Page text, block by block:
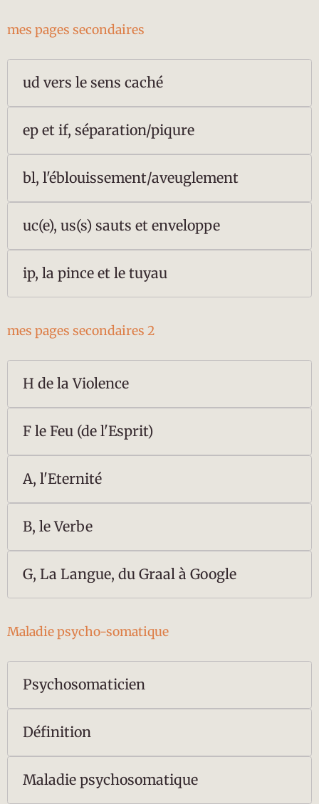
mes pages secondaires
ud vers le sens caché
ep et if, séparation/piqure
bl, l'éblouissement/aveuglement
uc(e), us(s) sauts et enveloppe
ip, la pince et le tuyau
mes pages secondaires 2
H de la Violence
F le Feu (de l'Esprit)
A, l'Eternité
B, le Verbe
G, La Langue, du Graal à Google
Maladie psycho-somatique
Psychosomaticien
Définition
Maladie psychosomatique